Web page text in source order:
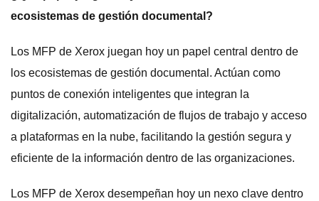
ecosistemas de gestión documental?
Los MFP de Xerox juegan hoy un papel central dentro de
los ecosistemas de gestión documental. Actúan como
puntos de conexión inteligentes que integran la
digitalización, automatización de flujos de trabajo y acceso
a plataformas en la nube, facilitando la gestión segura y
eficiente de la información dentro de las organizaciones.
Los MFP de Xerox desempeñan hoy un nexo clave dentro